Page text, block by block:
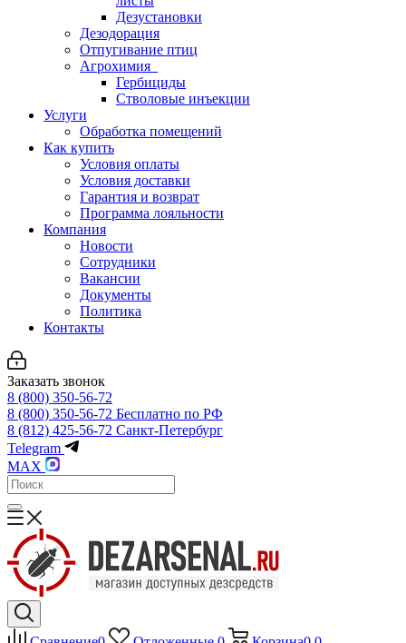
Дезустановки
Дезодорация
Отпугивание птиц
Агрохимия
Гербициды
Стволовые инъекции
Услуги
Обработка помещений
Как купить
Условия оплаты
Условия доставки
Гарантия и возврат
Программа лояльности
Компания
Новости
Сотрудники
Вакансии
Документы
Политика
Контакты
Заказать звонок
8 (800) 350-56-72
8 (800) 350-56-72 Бесплатно по РФ
8 (812) 425-56-72 Санкт-Петербург
Telegram
MAX